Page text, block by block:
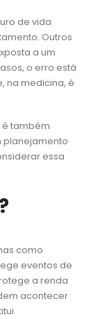
de vida
Outros
a um
o erro está
na medicina, é
é também
planejamento
essa
como
eventos de
a renda
acontecer